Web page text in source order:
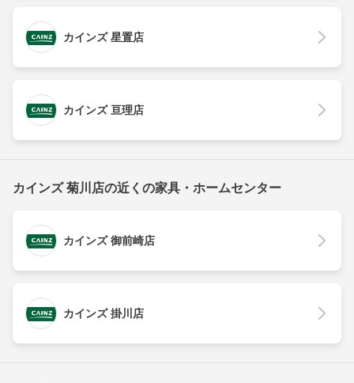
カインズ 星置店
カインズ 亘理店
カインズ 菊川店の近くの家具・ホームセンター
カインズ 御前崎店
カインズ 掛川店